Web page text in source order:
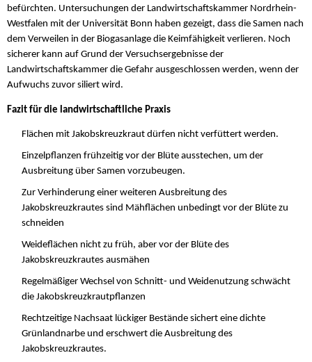
befürchten. Untersuchungen der Landwirtschaftskammer Nordrhein-
Westfalen mit der Universität Bonn haben gezeigt, dass die Samen nach
dem Verweilen in der Biogasanlage die Keimfähigkeit verlieren. Noch
sicherer kann auf Grund der Versuchsergebnisse der
Landwirtschaftskammer die Gefahr ausgeschlossen werden, wenn der
Aufwuchs zuvor siliert wird.
Fazit für die landwirtschaftliche Praxis
Flächen mit Jakobskreuzkraut dürfen nicht verfüttert werden.
Einzelpflanzen frühzeitig vor der Blüte ausstechen, um der
Ausbreitung über Samen vorzubeugen.
Zur Verhinderung einer weiteren Ausbreitung des
Jakobskreuzkrautes sind Mähflächen unbedingt vor der Blüte zu
schneiden
Weideflächen nicht zu früh, aber vor der Blüte des
Jakobskreuzkrautes ausmähen
Regelmäßiger Wechsel von Schnitt- und Weidenutzung schwächt
die Jakobskreuzkrautpflanzen
Rechtzeitige Nachsaat lückiger Bestände sichert eine dichte
Grünlandnarbe und erschwert die Ausbreitung des
Jakobskreuzkrautes.